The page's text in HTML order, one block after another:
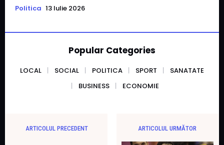
Politica 13 Iulie 2026
Popular Categories
LOCAL SOCIAL POLITICA SPORT
SANATATE
BUSINESS
ECONOMIE
ARTICOLUL PRECEDENT ARTICOLUL URMĂTOR